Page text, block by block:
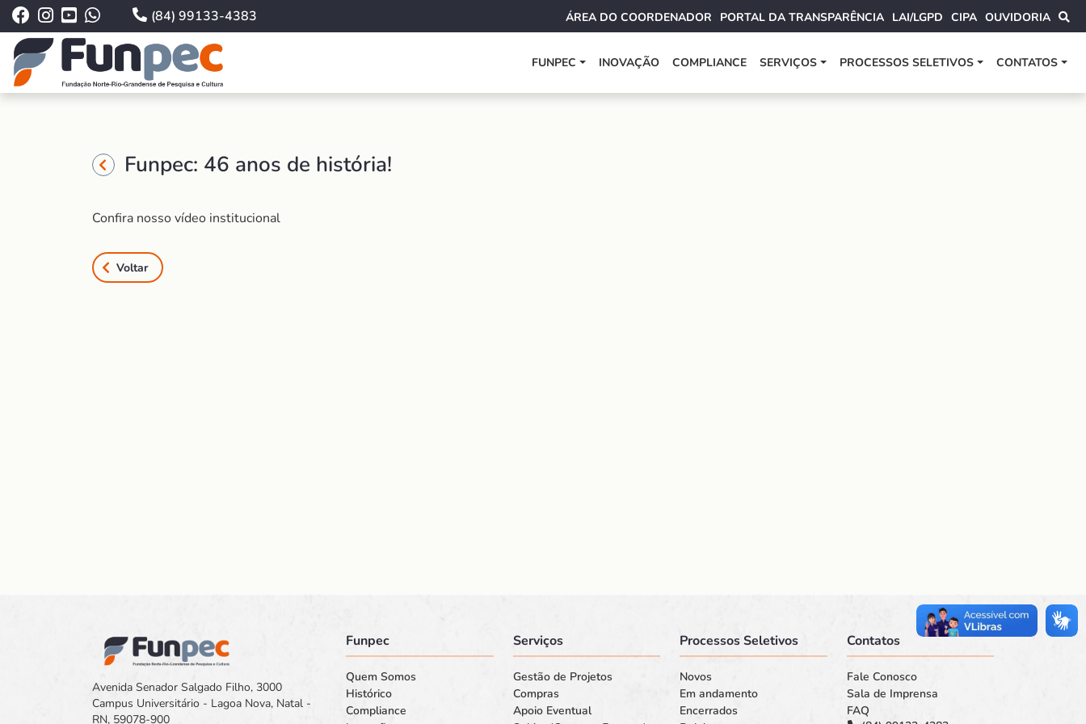
(84) 99133-4383 ÁREA DO COORDENADOR PORTAL DA TRANSPARÊNCIA LAI/LGPD CIPA OUVIDORIA
FUNPEC INOVAÇÃO COMPLIANCE SERVIÇOS PROCESSOS SELETIVOS CONTATOS
Funpec: 46 anos de história!
Confira nosso vídeo institucional
Voltar
Avenida Senador Salgado Filho, 3000
Campus Universitário - Lagoa Nova, Natal -
RN, 59078-900
Funpec
Quem Somos
Histórico
Compliance
Serviços
Gestão de Projetos
Compras
Apoio Eventual
Processos Seletivos
Novos
Em andamento
Encerrados
Contatos
Fale Conosco
Sala de Imprensa
FAQ